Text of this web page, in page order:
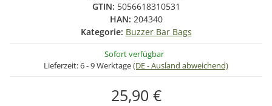
GTIN: 5056618310531
HAN: 204340
Kategorie: Buzzer Bar Bags
Sofort verfügbar
Lieferzeit:6 - 9 Werktage(DE - Ausland abweichend)
25,90 €